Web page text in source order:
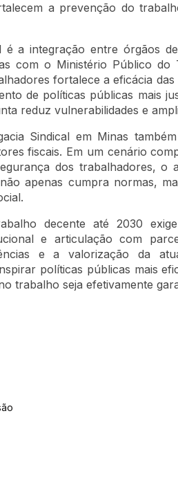
a prevenção do
a integração entre órgãos
com o Ministério Público do
fortalece a eficácia
de políticas públicas mais
reduz vulnerabilidades e
Sindical em Minas
fiscais. Em um cenário
dos trabalhadores, o
apenas cumpra normas,
decente até 2030
e articulação com
e a valorização da
políticas públicas mais
trabalho seja efetivamente